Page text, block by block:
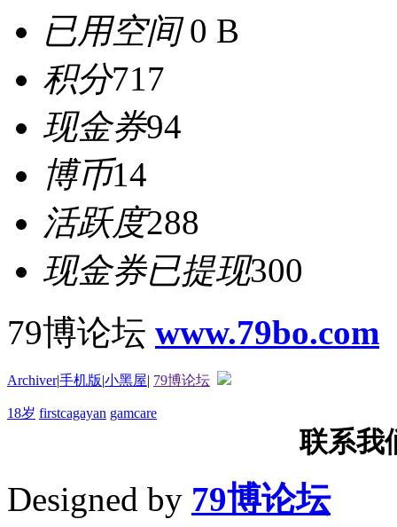
已用空间0 B
积分717
现金券94
博币14
活跃度288
现金券已提现300
79博论坛 www.79bo.com
Archiver|手机版|小黑屋| 79博论坛
18岁 firstcagayan gamcare
联系我
Designed by 79博论坛